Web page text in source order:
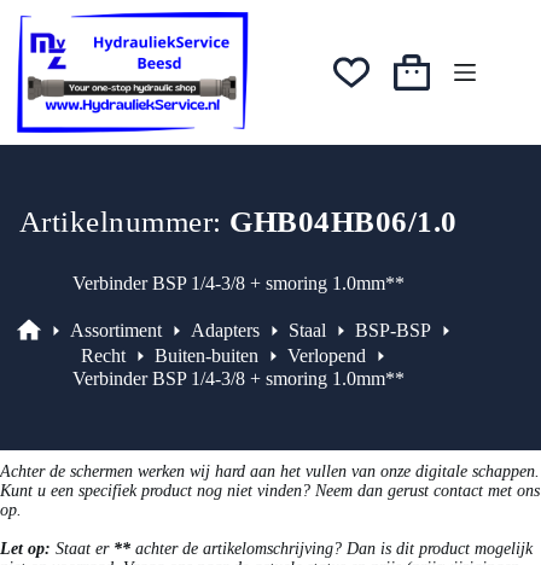
naar
inhoud
was:
€13,68.
€11,63.
Winkelwagen
Artikelnummer: GHB04HB06/1.0
Verbinder BSP 1/4-3/8 + smoring 1.0mm**
Assortiment
Assortiment Adapters Staal
BSP-BSP
Recht
Buiten-buiten
Verlopend
Verbinder BSP 1/4-3/8 + smoring 1.0mm**
Achter de schermen werken wij hard aan het vullen van onze digitale schappen.
Kunt u een specifiek product nog niet vinden? Neem dan gerust contact met ons
op.
Let op: Staat er ** achter de artikelomschrijving? Dan is dit product mogelijk